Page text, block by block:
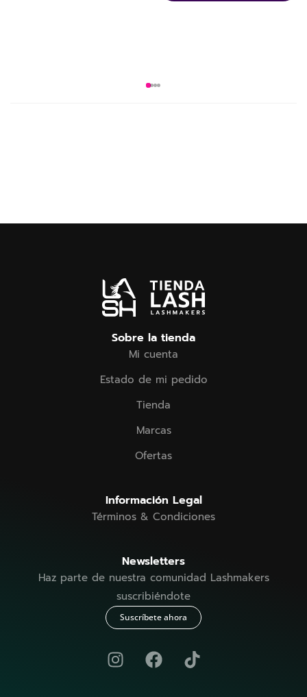
Sobre la tienda
Mi cuenta
Estado de mi pedido
Tienda
Marcas
Ofertas
Información Legal
Términos & Condiciones
Newsletters
Haz parte de nuestra comunidad Lashmakers
suscribiéndote
Suscríbete ahora